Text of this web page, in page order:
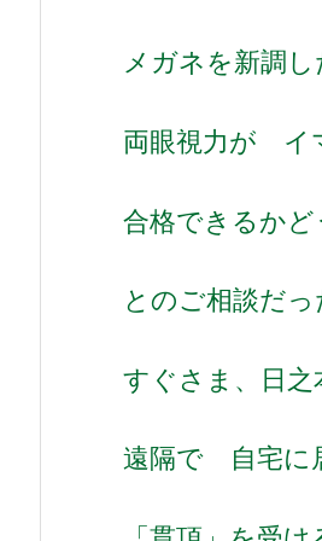
メガネを新調
両眼視力が イ
合格できるか
とのご相談だ
すぐさま、日之
遠隔で 自宅に